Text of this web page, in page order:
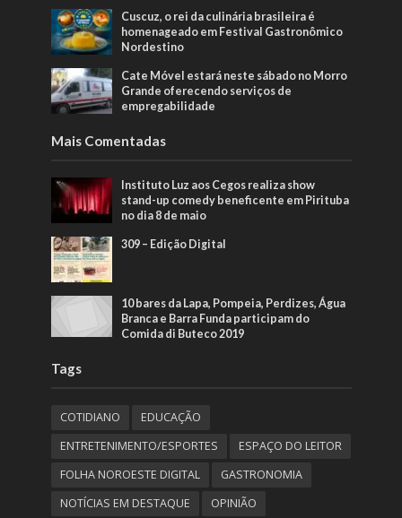
Cuscuz, o rei da culinária brasileira é
homenageado em Festival Gastronômico
Nordestino
Cate Móvel estará neste sábado no Morro
Grande oferecendo serviços de
empregabilidade
Mais Comentadas
Instituto Luz aos Cegos realiza show
stand-up comedy beneficente em Pirituba
no dia 8 de maio
309 – Edição Digital
10 bares da Lapa, Pompeia, Perdizes, Água
Branca e Barra Funda participam do
Comida di Buteco 2019
Tags
COTIDIANO
EDUCAÇÃO
ENTRETENIMENTO/ESPORTES
ESPAÇO DO LEITOR
FOLHA NOROESTE DIGITAL
GASTRONOMIA
NOTÍCIAS EM DESTAQUE
OPINIÃO